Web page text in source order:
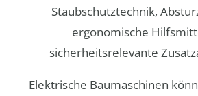
Staubschutztechnik,
ergonomische
sicherheitsrelevante
Elektrische Baumaschinen